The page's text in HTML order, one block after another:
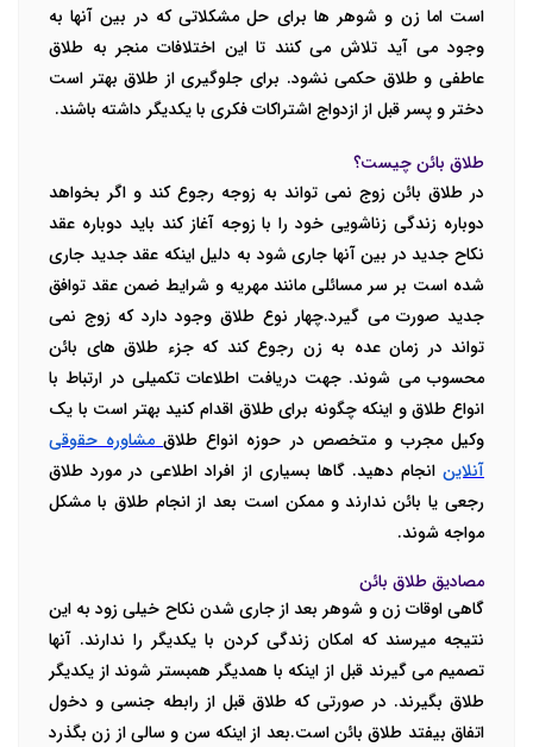
است اما زن و شوهر ها برای حل مشکلاتی که در بین آنها به
وجود می آید تلاش می کنند تا این اختلافات منجر به طلاق
عاطفی و طلاق حکمی نشود. برای جلوگیری از طلاق بهتر است
دختر و پسر قبل از ازدواج اشتراکات فکری با یکدیگر داشته باشند.
طلاق بائن چیست؟
در طلاق بائن زوج نمی تواند به زوجه رجوع کند و اگر بخواهد
دوباره زندگی زناشویی خود را با زوجه آغاز کند باید دوباره عقد
نکاح جدید در بین آنها جاری شود به دلیل اینکه عقد جدید جاری
شده است بر سر مسائلی مانند مهریه و شرایط ضمن عقد توافق
جدید صورت می گیرد.چهار نوع طلاق وجود دارد که زوج نمی
تواند در زمان عده به زن رجوع کند که جزء طلاق های بائن
محسوب می شوند. جهت دریافت اطلاعات تکمیلی در ارتباط با
انواع طلاق و اینکه چگونه برای طلاق اقدام کنید بهتر است با یک
وکیل مجرب و متخصص در حوزه انواع طلاق مشاوره حقوقی
آنلاین انجام دهید. گاها بسیاری از افراد اطلاعی در مورد طلاق
رجعی یا بائن ندارند و ممکن است بعد از انجام طلاق با مشکل
مواجه شوند.
مصادیق طلاق بائن
گاهی اوقات زن و شوهر بعد از جاری شدن نکاح خیلی زود به این
نتیجه میرسند که امکان زندگی کردن با یکدیگر را ندارند. آنها
تصمیم می گیرند قبل از اینکه با همدیگر همبستر شوند از یکدیگر
طلاق بگیرند. در صورتی که طلاق قبل از رابطه جنسی و دخول
اتفاق بیفتد طلاق بائن است.بعد از اینکه سن و سالی از زن بگذرد